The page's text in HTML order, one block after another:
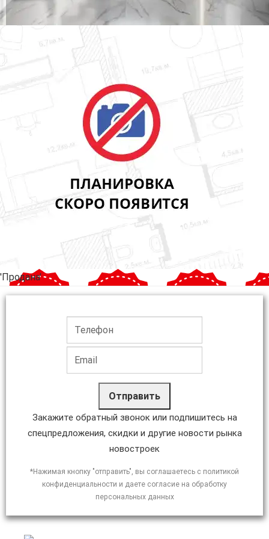
'Продана'
Отправить
Закажите обратный звонок или подпишитесь на
спецпредложения, скидки и другие новости рынка
новостроек
*Нажимая кнопку "отправить", вы соглашаетесь с политикой
конфиденциальности и даете согласие на обработку
персональных данных